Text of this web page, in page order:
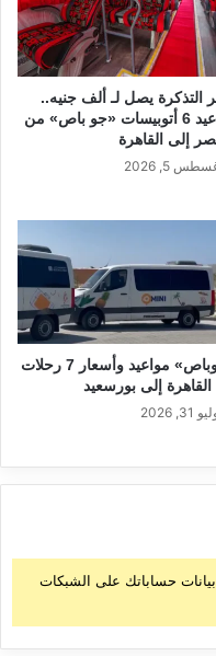
التذكرة يصل لـ ألف جنيه..
مواعيد 6 أتوبيسات «جو باص» من
إلى القاهرة
5, 2026
«جوباص» مواعيد وأسعار 7 رحلات
إلى بورسعيد
31, 2026
حساباتك على الشبكات